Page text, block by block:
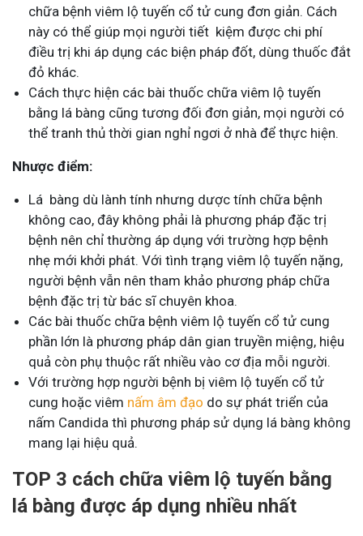
chữa bệnh viêm lộ tuyến cổ tử cung đơn giản. Cách
này có thể giúp mọi người tiết kiệm được chi phí
điều trị khi áp dụng các biện pháp đốt, dùng thuốc đắt
đỏ khác.
Cách thực hiện các bài thuốc chữa viêm lộ tuyến
bằng lá bàng cũng tương đối đơn giản, mọi người có
thể tranh thủ thời gian nghỉ ngơi ở nhà để thực hiện.
Nhược điểm:
Lá bàng dù lành tính nhưng dược tính chữa bệnh
không cao, đây không phải là phương pháp đặc trị
bệnh nên chỉ thường áp dụng với trường hợp bệnh
nhẹ mới khởi phát. Với tình trạng viêm lộ tuyến nặng,
người bệnh vẫn nên tham khảo phương pháp chữa
bệnh đặc trị từ bác sĩ chuyên khoa.
Các bài thuốc chữa bệnh viêm lộ tuyến cổ tử cung
phần lớn là phương pháp dân gian truyền miệng, hiệu
quả còn phụ thuộc rất nhiều vào cơ địa mỗi người.
Với trường hợp người bệnh bị viêm lộ tuyến cổ tử
cung hoặc viêm nấm âm đạo do sự phát triển của
nấm Candida thì phương pháp sử dụng lá bàng không
mang lại hiệu quả.
TOP 3 cách chữa viêm lộ tuyến bằng
lá bàng được áp dụng nhiều nhất